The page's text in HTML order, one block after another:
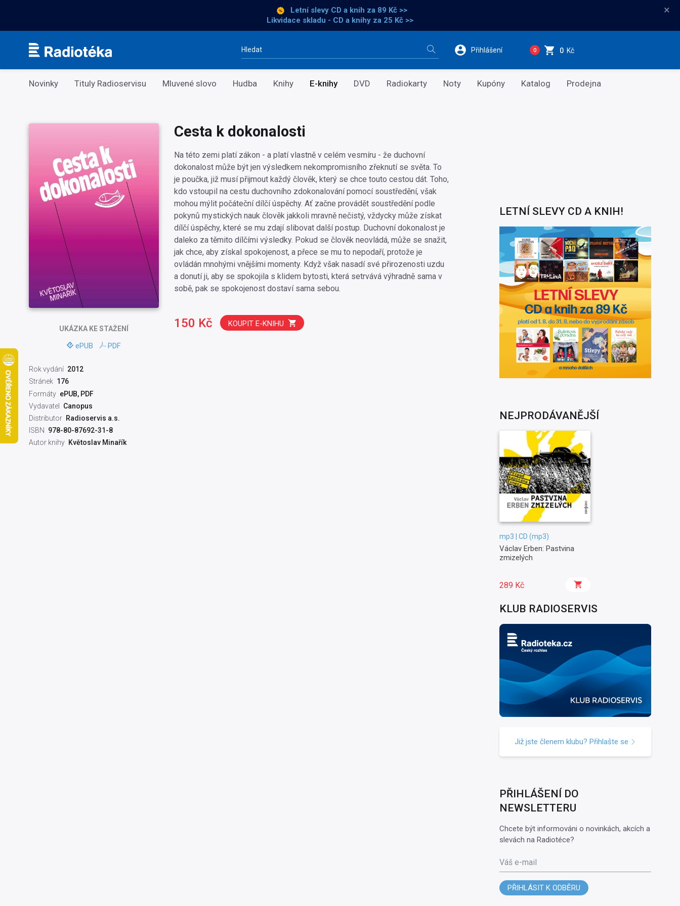
Letní slevy CD a knih za 89 Kč >>
Likvidace skladu - CD a knihy za 25 Kč >>
×
Vyhledávání Přihlášení 0 0 Kč
Kategorie
Novinky Tituly Radioservisu Mluvené slovo Hudba Knihy E-knihy DVD Radiokarty Noty Kupóny Katalog Prodejna
UKÁZKAKE STAŽENÍ
ePUB PDF
Rok vydání 2012
Stránek 176
Formáty ePUB, PDF
Vydavatel
Canopus
Distributor Radioservis a.s.
ISBN
978-80-87692-31-8
Autor knihy Květoslav Minařík
Cesta k dokonalosti
Na této zemi platí zákon - a platí vlastně v celém vesmíru - že duchovní
dokonalost může být jen výsledkem nekompromisního zřeknutí se světa. To
je poučka, již musí přijmout každý člověk, který se chce touto cestou dát. Toho,
kdo vstoupil na cestu duchovního zdokonalování pomocí soustředění, však
mohou mýlit počáteční dílčí úspěchy. Ať začne provádět soustředění podle
pokynů mystických nauk člověk jakkoli mravně nečistý, vždycky může získat
dílčí úspěchy, které se mu zdají slibovat další postup. Duchovní dokonalost je
daleko za těmito dílčími výsledky. Pokud se člověk neovládá, může se snažit,
jak chce, aby získal spokojenost, a přece se mu to nepodaří, protože je
ovládán mnohými vnějšími momenty. Když však nasadí své přirozenosti uzdu
a donutí ji, aby se spokojila s klidem bytosti, která setrvává výhradně sama v
sobě, pak se spokojenost dostaví sama sebou.
150 Kč KOUPIT E-KNIHU
LETNÍ SLEVY CD A KNIH!
NEJPRODÁVANĚJŠÍ
mp3 | CD (mp3)
Václav Erben: Pastvina
zmizelých
289 Kč
KLUB RADIOSERVIS
Již jste členem klubu? Přihlašte se
PŘIHLÁŠENÍ DO
NEWSLETTERU
Chcete být informováni o novinkách, akcích a
slevách na Radiotéce?
Váš e-mail
PŘIHLÁSIT K ODBĚRU